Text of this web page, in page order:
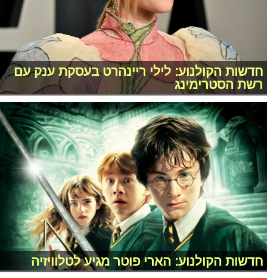
חדשות הקולנוע: לילי ריינהרט בעסקת ענק עם
רשת הסטרימינג
חדשות הקולנוע: הארי פוטר מגיע לטלוויזיה